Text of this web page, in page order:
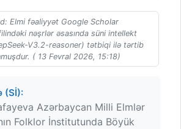
Elmi fəaliyyət Google Scholar
nəşrlər əsasında süni intellekt
V3.2-reasoner) tətbiqi ilə tərtib
( 13 Fevral 2026, 15:18)
(Sİ):
Azərbaycan Milli Elmlər
Folklor İnstitutunda Böyük